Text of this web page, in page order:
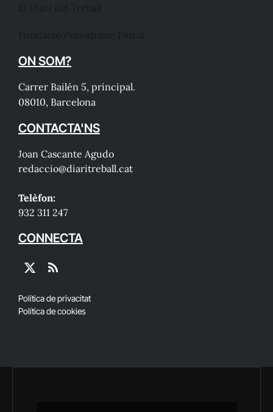
ON SOM?
Carrer Bailén 5, principal.
08010, Barcelona
CONTACTA'NS
Joan Cascante Agudo
redaccio@diaritreball.cat
Telèfon:
932 311 247
CONNECTA
X
RSS
Política de privacitat
Política de cookies